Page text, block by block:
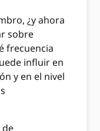
¿y ahora
sobre
frecuencia
influir en
y en el nivel
de